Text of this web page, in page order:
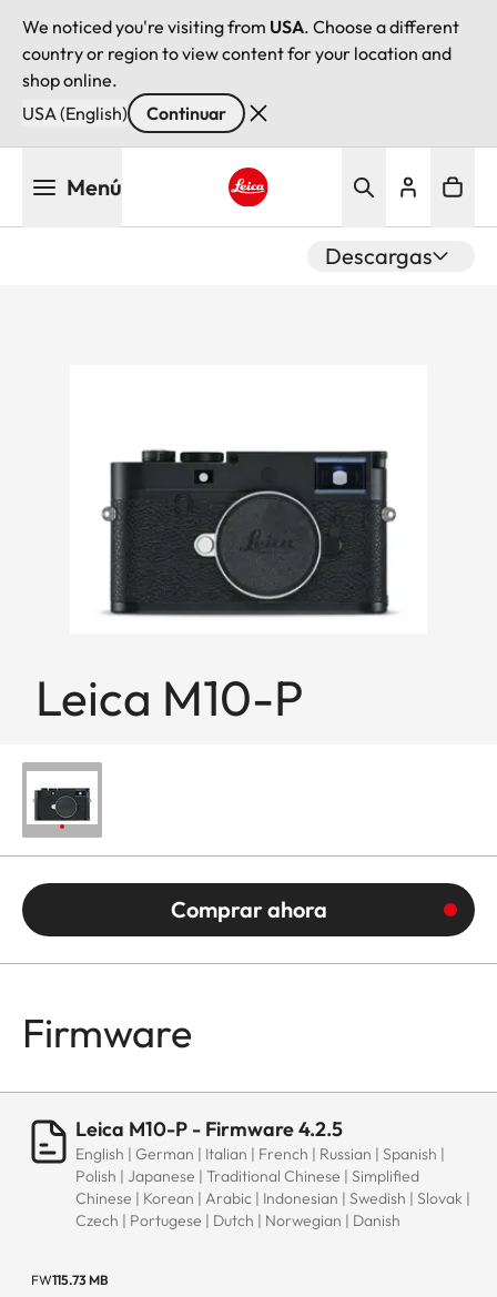
We noticed you're visiting from USA. Choose a different
country or region to view content for your location and
shop online.
USA (English)
Continuar
Menú
Descargas
Leica M10-P
Comprar ahora
Firmware
Leica M10-P - Firmware 4.2.5
English | German | Italian | French | Russian | Spanish |
Polish | Japanese | Traditional Chinese | Simplified
Chinese | Korean | Arabic | Indonesian | Swedish | Slovak |
Czech | Portugese | Dutch | Norwegian | Danish
FW115.73 MB